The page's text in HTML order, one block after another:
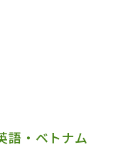
・ベトナム